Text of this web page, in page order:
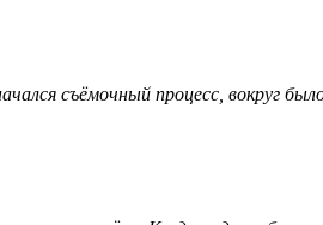
съёмочный процесс, вокруг было